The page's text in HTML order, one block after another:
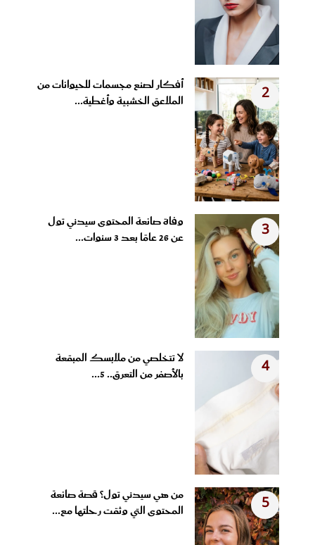
2
أفكار لصنع مجسمات للحيوانات من
الملاعق الخشبية وأغطية...
3
وفاة صانعة المحتوى سيدني تول
عن 26 عامًا بعد 3 سنوات...
4
لا تتخلصي من ملابسك المبقعة
بالأصفر من التعرق.. 5...
5
من هي سيدني تول؟ قصة صانعة
المحتوى التي وثقت رحلتها مع...